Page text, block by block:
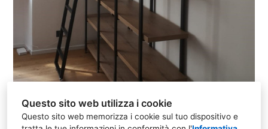
Questo sito web utilizza i cookie
Questo sito web memorizza i cookie sul tuo dispositivo e